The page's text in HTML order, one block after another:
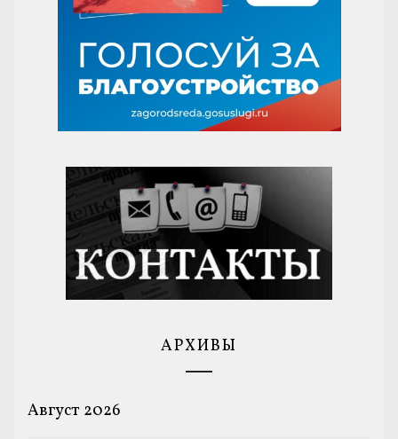
АРХИВЫ
Август 2026